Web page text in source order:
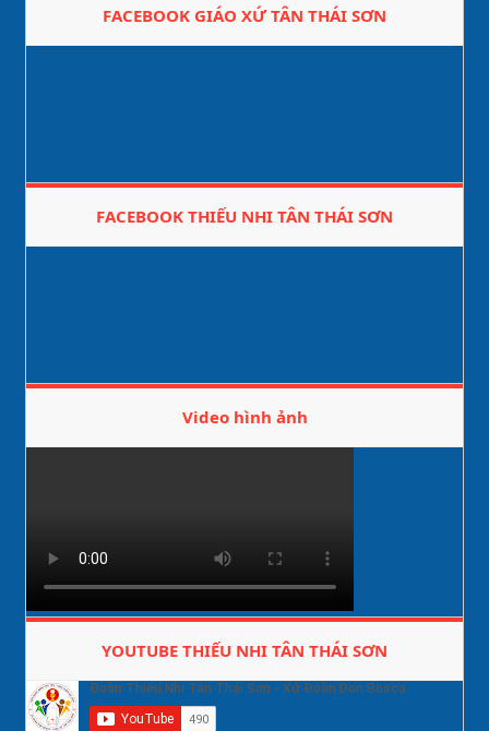
FACEBOOK GIÁO XỨ TÂN THÁI SƠN
FACEBOOK THIẾU NHI TÂN THÁI SƠN
Video hình ảnh
YOUTUBE THIẾU NHI TÂN THÁI SƠN